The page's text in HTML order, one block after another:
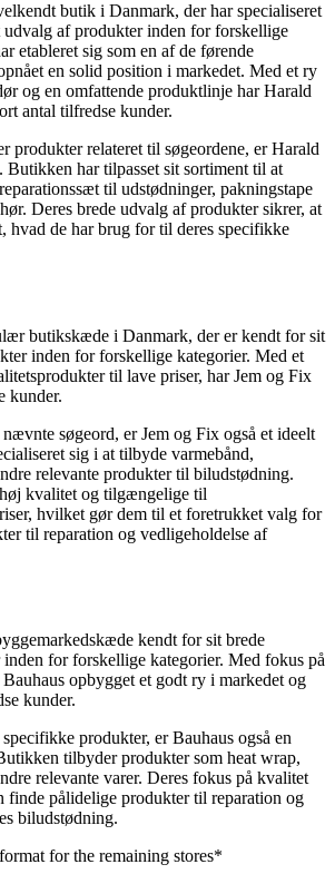
butik i Danmark, der har specialiseret
af produkter inden for forskellige
etableret sig som en af de førende
en solid position i markedet. Med et ry
og en omfattende produktlinje har Harald
antal tilfredse kunder.
produkter relateret til søgeordene, er Harald
har tilpasset sit sortiment til at
til udstødninger, pakningstape
Deres brede udvalg af produkter sikrer, at
hvad de har brug for til deres specifikke
butikskæde i Danmark, der er kendt for sit
inden for forskellige kategorier. Med et
til lave priser, har Jem og Fix
kunder.
søgeord, er Jem og Fix også et ideelt
sig i at tilbyde varmebånd,
relevante produkter til biludstødning.
kvalitet og tilgængelige til
hvilket gør dem til et foretrukket valg for
til reparation og vedligeholdelse af
kendt for sit brede
for forskellige kategorier. Med fokus på
opbygget et godt ry i markedet og
kunder.
produkter, er Bauhaus også en
tilbyder produkter som heat wrap,
relevante varer. Deres fokus på kvalitet
finde pålidelige produkter til reparation og
biludstødning.
for the remaining stores*